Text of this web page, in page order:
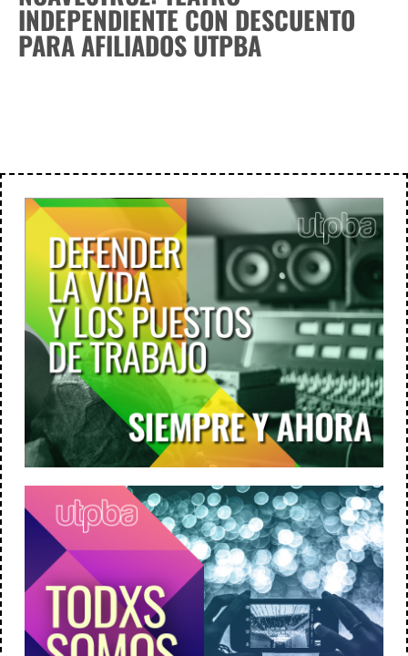
INDEPENDIENTE CON DESCUENTO
PARA AFILIADOS UTPBA